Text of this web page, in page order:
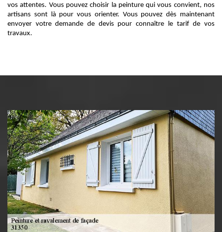
vos attentes. Vous pouvez choisir la peinture qui vous convient, nos
artisans sont là pour vous orienter. Vous pouvez dès maintenant
envoyer votre demande de devis pour connaître le tarif de vos
travaux.